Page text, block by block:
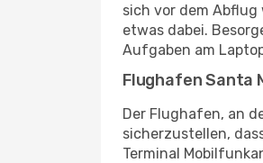
sich vor dem
etwas dabei.
Aufgaben am
Flughafen Santa
Der Flughafen, an
sicherzustellen,
Terminal